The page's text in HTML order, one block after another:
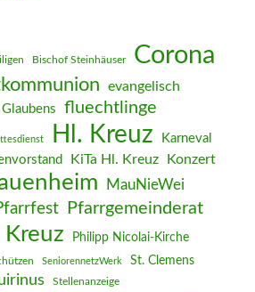
Bischof Steinhäuser Corona
evangelisch
fluechtlinge
Hl. Kreuz Karneval
KiTa Hl. Kreuz Konzert
MauNieWei
Pfarrgemeinderat
Philipp Nicolai-Kirche
SeniorennetzWerk St. Clemens
Stellenanzeige